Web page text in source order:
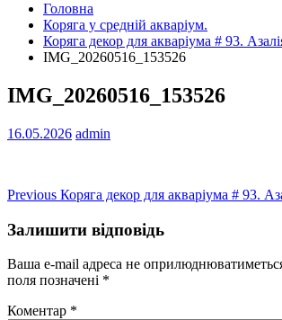
Головна
Коряга у средній акваріум.
Коряга декор для акваріума # 93.
IMG_20260516_153526
IMG_20260516_153526
16.05.2026 admin
Навігація
записів
Previous Previous
Коряга декор для акваріума # 93.
Залишити відповідь
Ваша e-mail адреса не
поля позначені *
Коментар *